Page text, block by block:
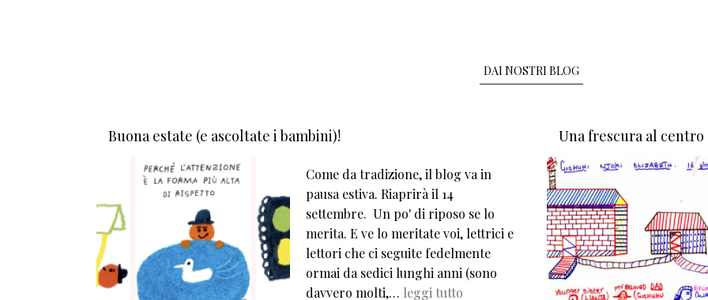
DAI NOSTRI BLOG
Buona estate (e ascoltate i bambini)!
Come da tradizione, il blog va in
pausa estiva. Riaprirà il 14
settembre. Un po' di riposo se lo
merita. E ve lo meritate voi, lettrici e
lettori che ci seguite fedelmente
ormai da sedici lunghi anni (sono
davvero molti,… leggi tutto
Una frescura al